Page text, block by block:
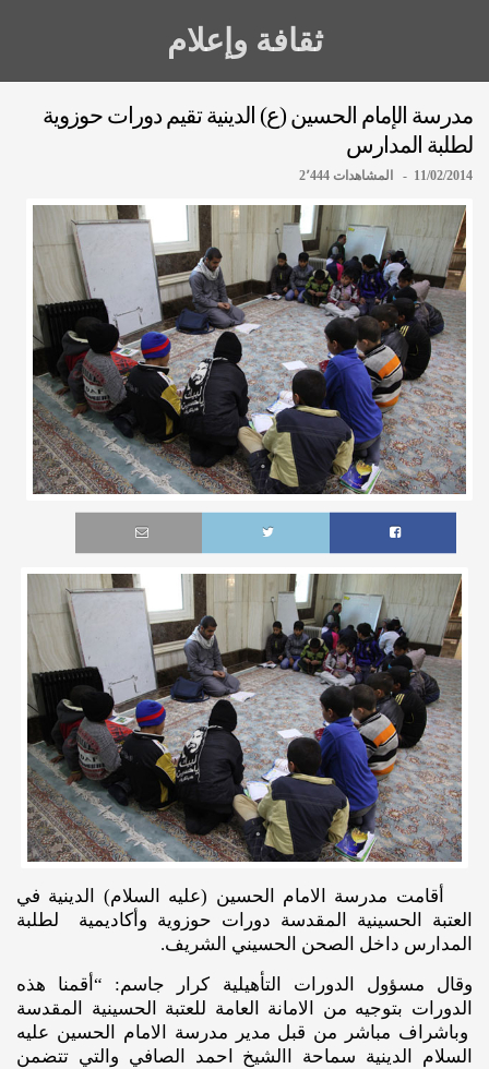
ثقافة وإعلام
مدرسة الإمام الحسين (ع) الدينية تقيم دورات حوزوية
لطلبة المدارس
11/02/2014 - المشاهدات 2٬444
أقامت مدرسة الامام الحسين (عليه السلام) الدينية في
العتبة الحسينية المقدسة دورات حوزوية وأكاديمية لطلبة
المدارس داخل الصحن الحسيني الشريف.
وقال مسؤول الدورات التأهيلية كرار جاسم: “أقمنا هذه
الدورات بتوجيه من الامانة العامة للعتبة الحسينية المقدسة
وباشراف مباشر من قبل مدير مدرسة الامام الحسين عليه
السلام الدينية سماحة االشيخ احمد الصافي والتي تتضمن